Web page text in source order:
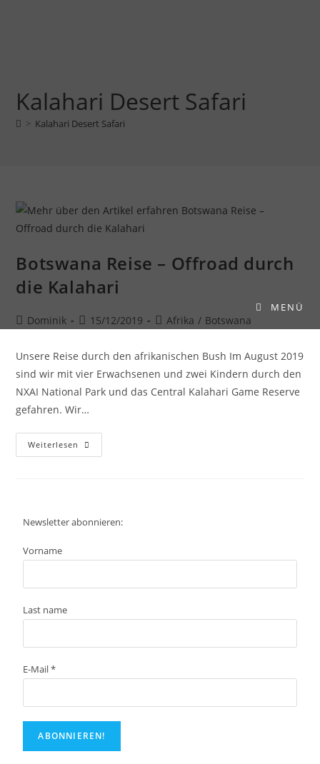
MENÜ
Kalahari Desert Safari
> Kalahari Desert Safari
Botswana Reise – Offroad durch
die Kalahari
Dominik 15/12/2019 Afrika / Botswana
Unsere Reise durch den afrikanischen Bush Im August 2019
sind wir mit vier Erwachsenen und zwei Kindern durch den
NXAI National Park und das Central Kalahari Game Reserve
gefahren. Wir…
Weiterlesen
Newsletter abonnieren:
Vorname
Last name
E-Mail*